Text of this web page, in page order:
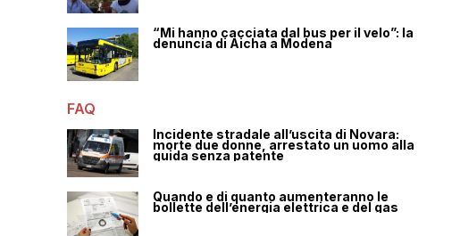
“Mi hanno cacciata dal bus per il velo”: la
denuncia di Aicha a Modena
FAQ
Incidente stradale all’uscita di Novara:
morte due donne, arrestato un uomo alla
guida senza patente
Quando e di quanto aumenteranno le
bollette dell’energia elettrica e del gas